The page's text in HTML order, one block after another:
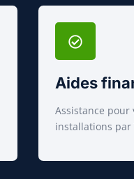
Aides
Assistance pour
installations par